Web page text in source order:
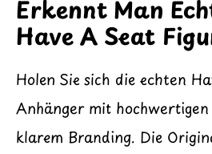
Erkennt Man
Have A Seat
Holen Sie sich die echten
Anhänger mit
klarem Branding. Die